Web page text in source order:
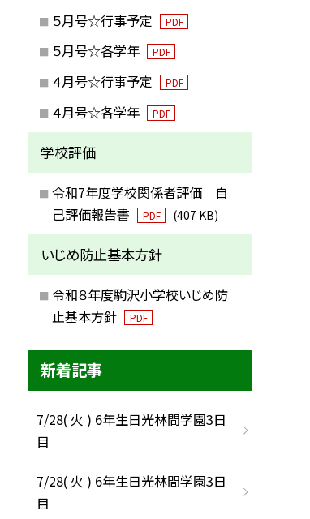
５月号☆行事予定 PDF
５月号☆各学年 PDF
４月号☆行事予定 PDF
４月号☆各学年 PDF
学校評価
令和7年度学校関係者評価 自
己評価報告書
PDF (407 KB)
いじめ防止基本方針
令和８年度駒沢小学校いじめ防
止基本方針
PDF
新着記事
7/28( 火 ) 6年生日光林間学園3日
目
7/28( 火 ) 6年生日光林間学園3日
目